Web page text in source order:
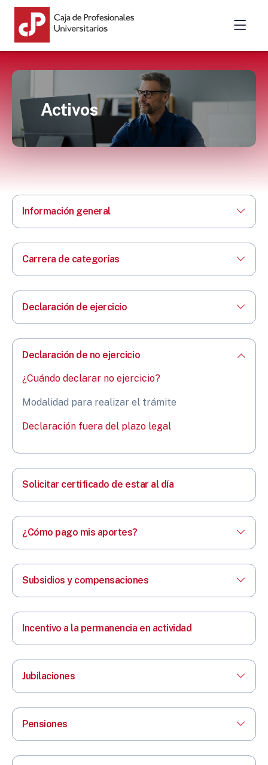
Activos
Información general
Carrera de categorías
Declaración de ejercicio
Declaración de no ejercicio
¿Cuándo declarar no ejercicio?
Modalidad para realizar el trámite
Declaración fuera del plazo legal
Solicitar certificado de estar al día
¿Cómo pago mis aportes?
Subsidios y compensaciones
Incentivo a la permanencia en actividad
Jubilaciones
Pensiones